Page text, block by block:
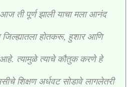
आज ती पूर्ण झाली याचा मला आनंद
होतकरू, हुशार आणि
त्यामुळे त्याचे कौतुक करणे हे
शिक्षण अर्धवट सोडावे लागलेतरी